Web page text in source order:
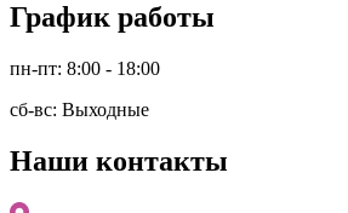
График работы
пн-пт: 8:00 - 18:00
сб-вс: Выходные
Наши контакты